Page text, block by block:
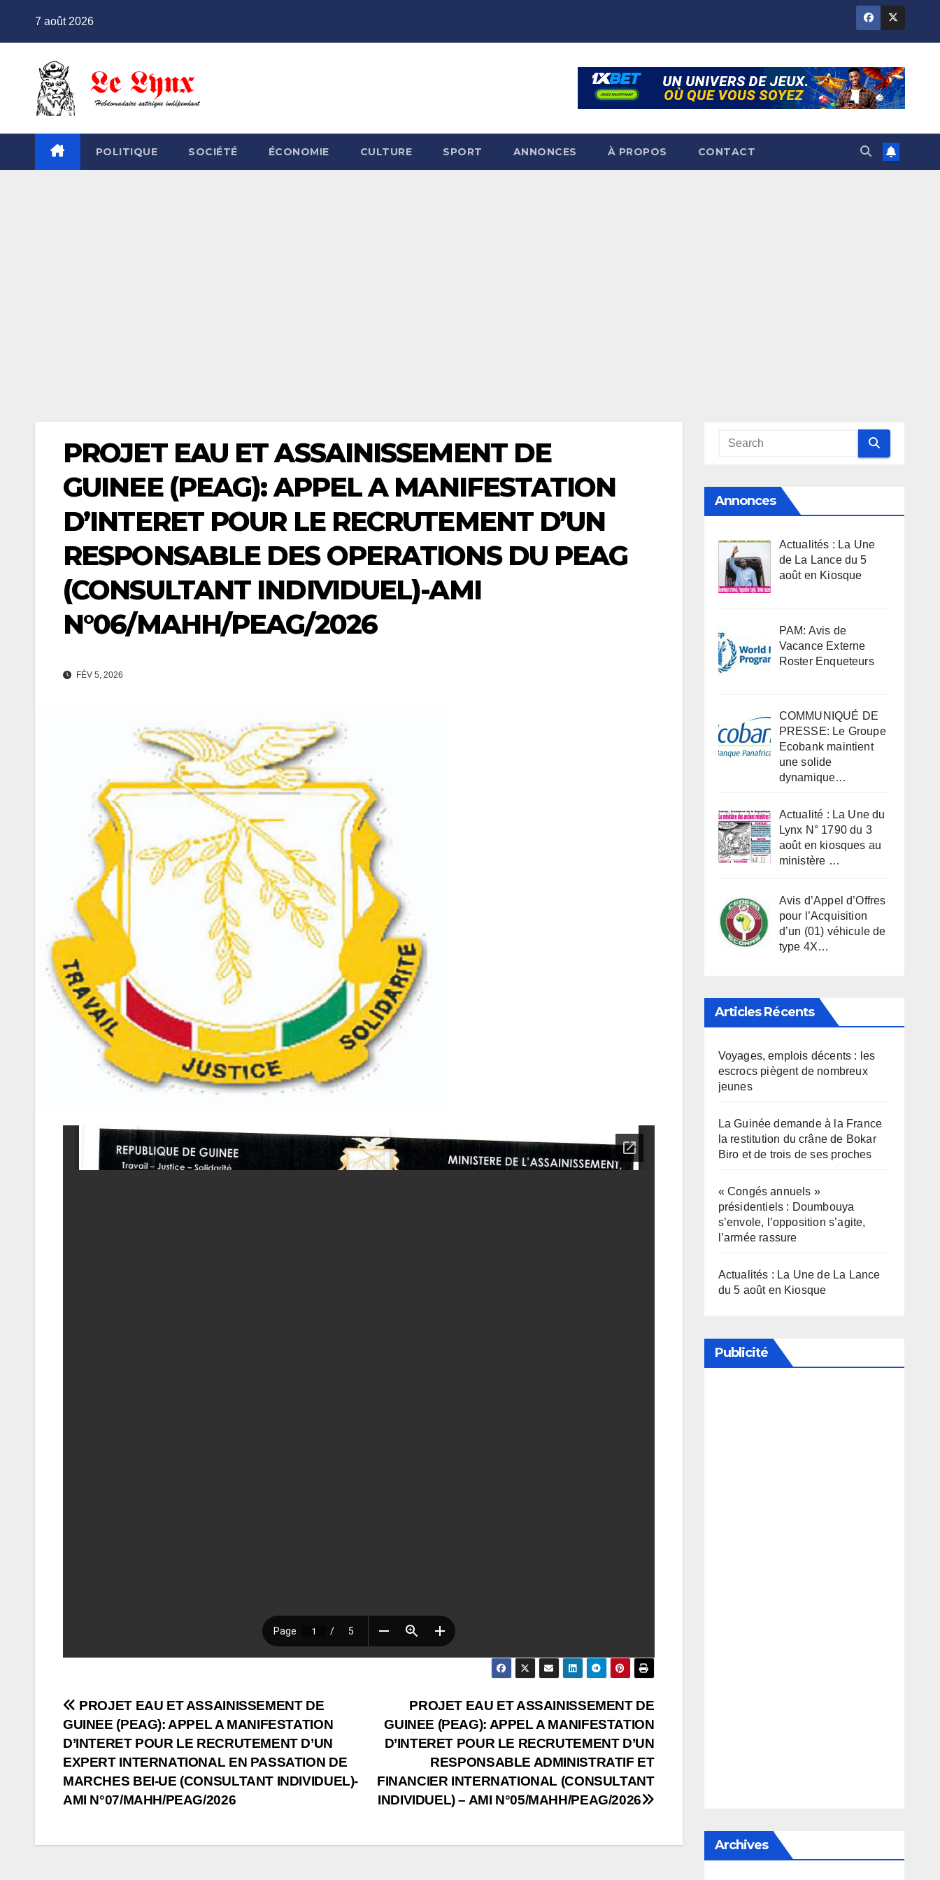
7 août 2026
POLITIQUE SOCIÉTÉ ÉCONOMIE CULTURE SPORT ANNONCES À PROPOS CONTACT
PROJET EAU ET ASSAINISSEMENT DE
GUINEE (PEAG): APPEL A MANIFESTATION
D’INTERET POUR LE RECRUTEMENT D’UN
RESPONSABLE DES OPERATIONS DU PEAG
(CONSULTANT INDIVIDUEL)-AMI
N°06/MAHH/PEAG/2026
FÉV 5, 2026
Navigation
de
l’article
PROJET EAU ET ASSAINISSEMENT DE
GUINEE (PEAG): APPEL A MANIFESTATION
D’INTERET POUR LE RECRUTEMENT D’UN
RESPONSABLE ADMINISTRATIF ET
FINANCIER INTERNATIONAL (CONSULTANT
INDIVIDUEL) – AMI N°05/MAHH/PEAG/2026
PROJET EAU ET ASSAINISSEMENT DE
GUINEE (PEAG): APPEL A MANIFESTATION
D’INTERET POUR LE RECRUTEMENT D’UN
EXPERT INTERNATIONAL EN PASSATION DE
MARCHES BEI-UE (CONSULTANT INDIVIDUEL)-
AMI N°07/MAHH/PEAG/2026
Annonces
Actualités : La Une
de La Lance du 5
août en Kiosque
PAM: Avis de
Vacance Externe
Roster Enqueteurs
COMMUNIQUÉ DE
PRESSE: Le Groupe
Ecobank maintient
une solide
dynamique…
Actualité : La Une du
Lynx N° 1790 du 3
août en kiosques au
ministère …
Avis d’Appel d’Offres
pour l’Acquisition
d’un (01) véhicule de
type 4X…
Articles Récents
Voyages, emplois décents : les
escrocs piègent de nombreux
jeunes
La Guinée demande à la France
la restitution du crâne de Bokar
Biro et de trois de ses proches
« Congés annuels »
présidentiels : Doumbouya
s’envole, l’opposition s’agite,
l’armée rassure
Actualités : La Une de La Lance
du 5 août en Kiosque
Publicité
Archives